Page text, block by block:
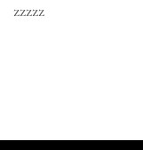
zzzzz